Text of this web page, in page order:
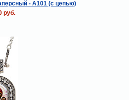
- А101 (с цепью)
руб.